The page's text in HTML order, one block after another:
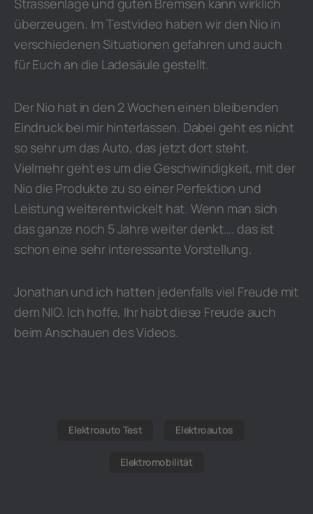
Strassenlage und guten Bremsen kann wirklich
überzeugen. Im Testvideo haben wir den Nio in
verschiedenen Situationen gefahren und auch
für Euch an die Ladesäule gestellt.
Der Nio hat in den 2 Wochen einen bleibenden
Eindruck bei mir hinterlassen. Dabei geht es nicht
so sehr um das Auto, das jetzt dort steht.
Vielmehr geht es um die Geschwindigkeit, mit der
Nio die Produkte zu so einer Perfektion und
Leistung weiterentwickelt hat. Wenn man sich
das ganze noch 5 Jahre weiter denkt…. das ist
schon eine sehr interessante Vorstellung.
Jonathan und ich hatten jedenfalls viel Freude mit
dem NIO. Ich hoffe, Ihr habt diese Freude auch
beim Anschauen des Videos.
Elektroauto Test Elektroautos
Elektromobilität